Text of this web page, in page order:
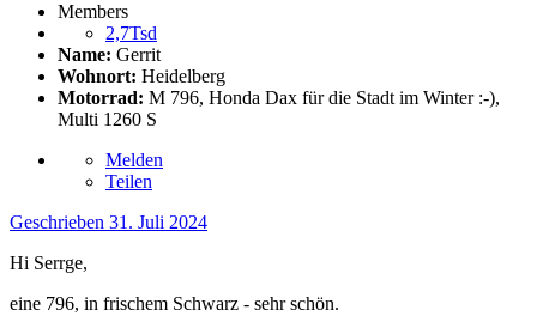
Members
2,7Tsd
Name: Gerrit
Wohnort: Heidelberg
Motorrad: M 796, Honda Dax für die Stadt im Winter :-),
Multi 1260 S
Melden
Teilen
Geschrieben 31. Juli 2024
Hi Serrge,
eine 796, in frischem Schwarz - sehr schön.